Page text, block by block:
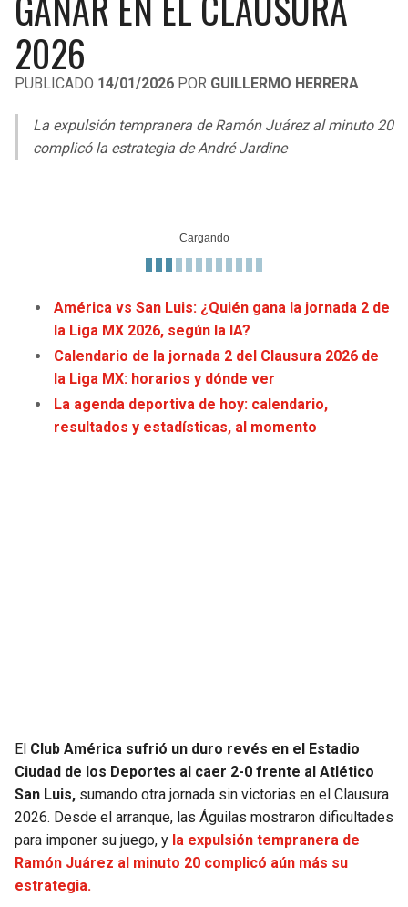
LIGA DE EXPANSIÓN MX
LEAGUES CUP
UEFA EUROPA LEAGUE
UEFA CONFERENCE LEAGUE
MLS
COPA LIBERTADORES
RAIDERS
CHARGERS
RAVENS
TEXANS
COLTS
JAGUARS
RAMS
49ERS
SEAHAWKS
CAVALIERS
PISTONS
PACERS
HEAT
MAGIC
WIZARDS
ROCKETS
GRIZZLIES
PELICANS
2026
PUBLICADO 14/01/2026 POR GUILLERMO HERRERA
La expulsión tempranera de Ramón Juárez al minuto 20
complicó la estrategia de André Jardine
América vs San Luis: ¿Quién gana la jornada 2 de
la Liga MX 2026, según la IA?
Calendario de la jornada 2 del Clausura 2026 de
la Liga MX: horarios y dónde ver
La agenda deportiva de hoy: calendario,
resultados y estadísticas, al momento
El Club América sufrió un duro revés en el Estadio
Ciudad de los Deportes al caer 2-0 frente al Atlético
San Luis, sumando otra jornada sin victorias en el Clausura
2026. Desde el arranque, las Águilas mostraron dificultades
para imponer su juego, y la expulsión tempranera de
Ramón Juárez al minuto 20 complicó aún más su
estrategia.